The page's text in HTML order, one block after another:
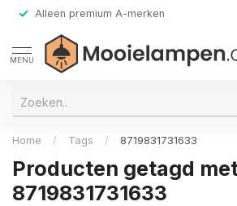
Alleen premium A-merken
MENU
Home / Tags / 8719831731633
Producten getagd
8719831731633